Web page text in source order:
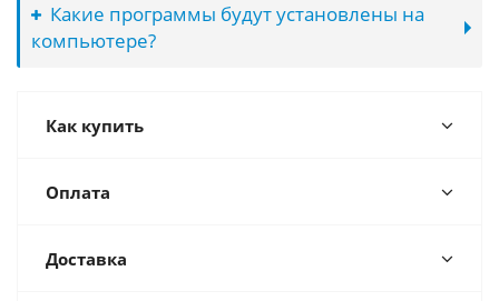
Какие программы будут установлены на
компьютере?
Как купить
Оплата
Доставка